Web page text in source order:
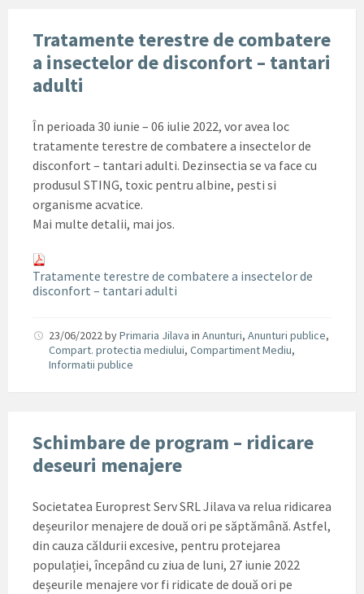
Tratamente terestre de combatere
a insectelor de disconfort – tantari
adulti
În perioada 30 iunie – 06 iulie 2022, vor avea loc
tratamente terestre de combatere a insectelor de
disconfort – tantari adulti. Dezinsectia se va face cu
produsul STING, toxic pentru albine, pesti si
organisme acvatice.
Mai multe detalii, mai jos.
Tratamente terestre de combatere a insectelor de
disconfort – tantari adulti
23/06/2022byPrimaria Jilava in Anunturi, Anunturi publice,
Compart. protectia mediului, Compartiment Mediu,
Informatii publice
Schimbare de program – ridicare
deseuri menajere
Societatea Europrest Serv SRL Jilava va relua ridicarea
deșeurilor menajere de două ori pe săptămână. Astfel,
din cauza căldurii excesive, pentru protejarea
populației, începând cu ziua de luni, 27 iunie 2022
deșeurile menajere vor fi ridicate de două ori pe